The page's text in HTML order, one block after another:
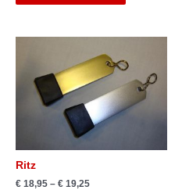
Ritz
€ 18,95 – € 19,25